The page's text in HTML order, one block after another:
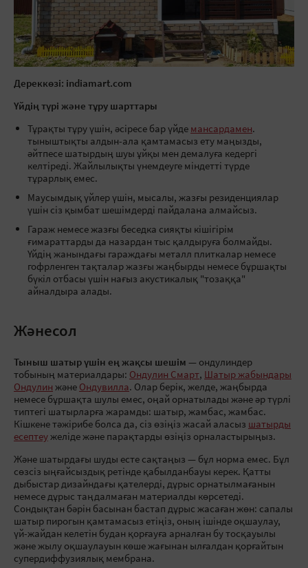
Дереккөзі: indiamart.com
Үйдің түрі және тұру шарттары
Тұрақты тұру үшін, әсіресе бар үйде мансардамен.
тыныштықты алдын-ала қамтамасыз ету маңызды,
әйтпесе шатырдың шуы ұйқы мен демалуға кедергі
келтіреді. Жайлылықты үнемдеуге міндетті түрде
тұрарлық емес.
Маусымдық үйлер үшін, мысалы, жазғы резиденциялар
үшін сіз қымбат шешімдерді пайдалана алмайсыз.
Гараж немесе жазғы беседка сияқты кішігірім
ғимараттарды да назардан тыс қалдыруға болмайды.
Үйдің жанындағы гараждағы металл плиткалар немесе
гофрленген тақталар жазғы жаңбырды немесе бұршақты
бүкіл отбасы үшін нағыз акустикалық "тозаққа"
айналдыра алады.
Жәнесол
Тыныш шатыр үшін ең жақсы шешім — ондулиндер
тобының материалдары: Ондулин Смарт, Шатыр жабындары
Ондулин және Ондувилла. Олар берік, желде, жаңбырда
немесе бұршақта шулы емес, оңай орнатылады және әр түрлі
типтегі шатырларға жарамды: шатыр, жамбас, жамбас.
Кішкене тәжірибе болса да, сіз өзіңіз жасай аласыз шатырды
есептеу желіде және парақтарды өзіңіз орналастырыңыз.
Және шатырдағы шуды есте сақтаңыз — бұл норма емес. Бұл
сөзсіз ыңғайсыздық ретінде қабылданбауы керек. Қатты
дыбыстар дизайндағы қателерді, дұрыс орнатылмағанын
немесе дұрыс таңдалмаған материалды көрсетеді.
Сондықтан бәрін басынан бастап дұрыс жасаған жөн: сапалы
шатыр пирогын қамтамасыз етіңіз, оның ішінде оқшаулау,
үй-жайдан келетін будан қорғауға арналған бу тосқауылы
және жылу оқшаулауын көше жағынан ылғалдан қорғайтын
супердиффузиялық мембрана.